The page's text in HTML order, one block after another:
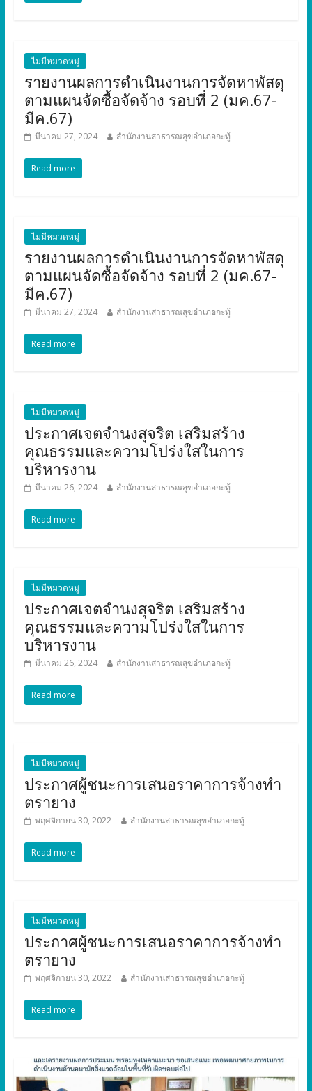
ไม่มีหมวดหมู่
รายงานผลการดำเนินงานการจัดหาพัสดุ
ตามแผนจัดซื้อจัดจ้าง รอบที่ 2 (มค.67-
มีค.67)
มีนาคม 27, 2024 สำนักงานสาธารณสุขอำเภอกะทู้
Read more
ไม่มีหมวดหมู่
รายงานผลการดำเนินงานการจัดหาพัสดุ
ตามแผนจัดซื้อจัดจ้าง รอบที่ 2 (มค.67-
มีค.67)
มีนาคม 27, 2024 สำนักงานสาธารณสุขอำเภอกะทู้
Read more
ไม่มีหมวดหมู่
ประกาศเจตจำนงสุจริต เสริมสร้าง
คุณธรรมและความโปร่งใสในการ
บริหารงาน
มีนาคม 26, 2024 สำนักงานสาธารณสุขอำเภอกะทู้
Read more
ไม่มีหมวดหมู่
ประกาศเจตจำนงสุจริต เสริมสร้าง
คุณธรรมและความโปร่งใสในการ
บริหารงาน
มีนาคม 26, 2024 สำนักงานสาธารณสุขอำเภอกะทู้
Read more
ไม่มีหมวดหมู่
ประกาศผู้ชนะการเสนอราคาการจ้างทำ
ตรายาง
พฤศจิกายน 30, 2022 สำนักงานสาธารณสุขอำเภอกะทู้
Read more
ไม่มีหมวดหมู่
ประกาศผู้ชนะการเสนอราคาการจ้างทำ
ตรายาง
พฤศจิกายน 30, 2022 สำนักงานสาธารณสุขอำเภอกะทู้
Read more